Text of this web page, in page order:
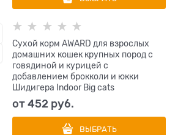
Сухой корм AWARD для взрослых
домашних кошек крупных пород с
говядиной и курицей с
добавлением брокколи и юкки
Шидигера Indoor Big cats
от452 руб.
ВЫБРАТЬ